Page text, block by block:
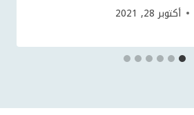
أكتوبر 28, 2021